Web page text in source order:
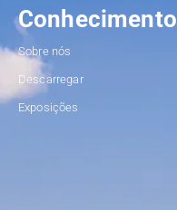
Conhecimento
Sobre nós
Descarregar
Exposições